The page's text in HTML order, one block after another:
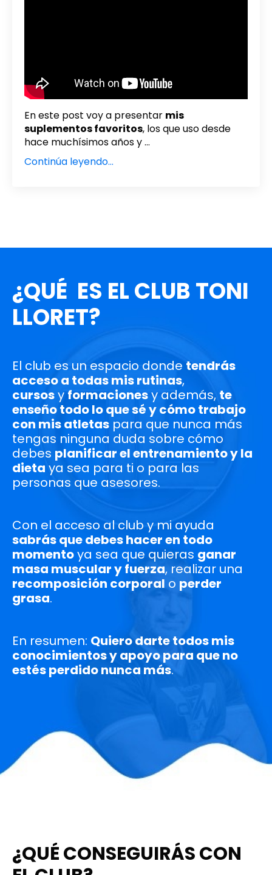
En este post voy a presentar mis
suplementos favoritos, los que uso desde
hace muchísimos años y ...
Continúa leyendo...
¿QUÉ ES EL CLUB TONI
LLORET?
El club es un espacio donde tendrás
acceso a todas mis rutinas,
cursosyformacionesy además, te
enseño todo lo que sé y cómo trabajo
con mis atletas para que nunca más
tengas ninguna duda sobre cómo
debes planificar el entrenamiento y la
dieta ya sea para ti o para las
personas que asesores.
Con el acceso al club y mi ayuda
sabrás que debes hacer en todo
momentoya sea que quieras ganar
masa muscular y fuerza, realizar una
recomposición corporal o perder
grasa.
En resumen: Quiero darte todos mis
conocimientos y apoyo para que no
estés perdido nunca más.
¿QUÉ CONSEGUIRÁS CON